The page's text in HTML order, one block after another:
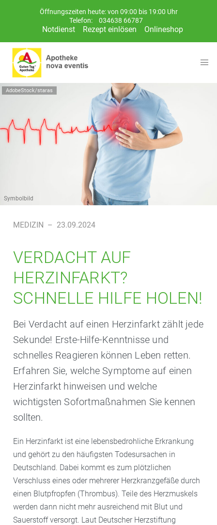
Öffnungszeiten heute: von 09:00 bis 19:00 Uhr
Telefon:
034638 66787
Notdienst Rezept einlösen Onlineshop
AdobeStock/staras
Symbolbild
MEDIZIN – 23.09.2024
VERDACHT AUF
HERZINFARKT?
SCHNELLE HILFE HOLEN!
Bei Verdacht auf einen Herzinfarkt zählt jede
Sekunde! Erste-Hilfe-Kenntnisse und
schnelles Reagieren können Leben retten.
Erfahren Sie, welche Symptome auf einen
Herzinfarkt hinweisen und welche
wichtigsten Sofortmaßnahmen Sie kennen
sollten.
Ein Herzinfarkt ist eine lebensbedrohliche Erkrankung
und gehört zu den häufigsten Todesursachen in
Deutschland. Dabei kommt es zum plötzlichen
Verschluss eines oder mehrerer Herzkranzgefäße durch
einen Blutpfropfen (Thrombus). Teile des Herzmuskels
werden dann nicht mehr ausreichend mit Blut und
Sauerstoff versorgt. Laut Deutscher Herzstiftung